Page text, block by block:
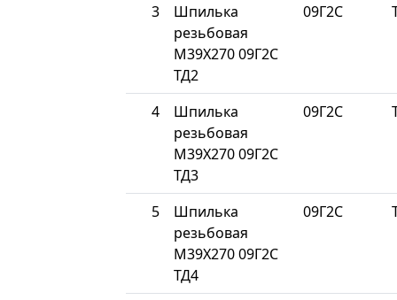
3
Шпилька
резьбовая
М39Х270 09Г2С
ТД2
09Г2С
4
Шпилька
резьбовая
М39Х270 09Г2С
ТД3
09Г2С
5
Шпилька
резьбовая
М39Х270 09Г2С
ТД4
09Г2С